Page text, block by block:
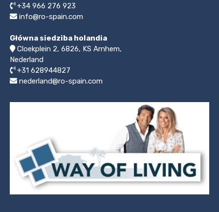
+34 966 276 923
info@ro-spain.com
Główna siedziba holandia
Cloekplein 2, 6826, KS Arnhem,
Nederland
+31 628944827
nederland@ro-spain.com